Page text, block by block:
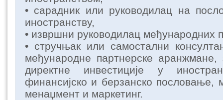
• сарадник или руководилац на
иностранству,
• извршни руководилац међународних
• стручњак или самостални
међународне партнерске аранжмане,
директне инвестиције у
финансијско и берзанско пословање,
менаџмент и маркетинг.